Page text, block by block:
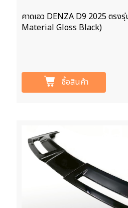
คาดเอว DENZA D9 2025 ตรงรุ่
Material Gloss Black)
ซื้อสินค้า